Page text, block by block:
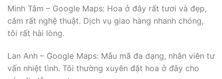
Minh Tâm – Google Maps: Hoa ở đây rất tươi và đẹp,
cắm rất nghệ thuật. Dịch vụ giao hàng nhanh chóng,
tôi rất hài lòng.
Lan Anh – Google Maps: Mẫu mã đa dạng, nhân viên tư
vấn nhiệt tình. Tôi thường xuyên đặt hoa ở đây cho